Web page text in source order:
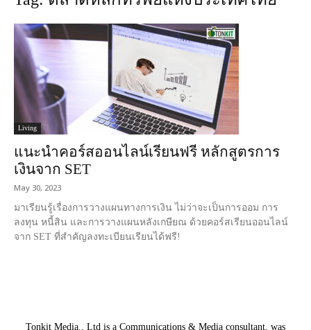
Living
แนะนำคอร์สออนไลน์เรียนฟรี หลักสูตรการ
เงินจาก SET
May 30, 2023
มาเรียนรู้เรื่องการวางแผนทางการเงิน ไม่ว่าจะเป็นการออม การ
ลงทุน หนี้สิน และการวางแผนหลังเกษียณ ด้วยคอร์สเรียนออนไลน์
จาก SET ที่สำคัญลงทะเบียนเรียนได้ฟรี!
Tonkit Media., Ltd is a Communications & Media consultant, was